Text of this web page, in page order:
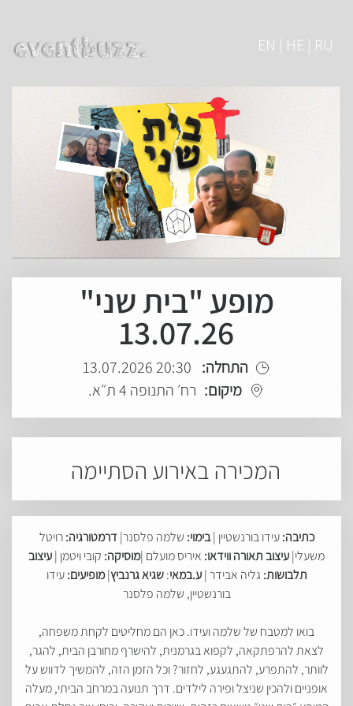
EN | HE | RU
מופע "בית שני"
13.07.26
התחלה: 20:30 13.07.2026
מיקום: רח׳ התנופה 4 ת״א.
המכירה באירוע הסתיימה
כתיבה:עידו בורנשטיין |בימוי: שלמה פלסנר|דרמטורגיה:רויטל
משעלי|עיצוב תאורה ווידאו: איריס מועלם |מוסיקה: קובי ויטמן |עיצוב
תלבושות: גליה אבידר |ע.במאי:שגיא גרנביץ|מופיעים:עידו
בורנשטיין, שלמה פלסנר
בואו למטבח של שלמה ועידו. כאן הם מחליטים לקחת משפחה,
לצאת להרפתקאה, לקפוא בגרמנית, להישרף מחורבן הבית, להגר,
לוותר, להתפרע, להתגעגע, לחזור? וכל הזמן הזה, להמשיך לדווש על
אופניים ולהכין שניצל ופירה לילדים. דרך תנועה במרחב הביתי, מעלה